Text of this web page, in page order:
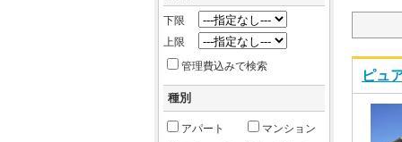
ピュ
下限
上限
管理費込みで検索
種別
アパート
マンション